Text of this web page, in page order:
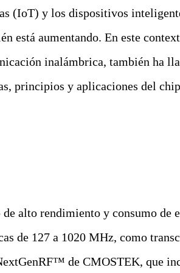
(IoT) y los dispositivos
está aumentando. En este
inalámbrica, también ha
principios y aplicaciones del
alto rendimiento y consumo de
de 127 a 1020 MHz, como
de CMOSTEK, que